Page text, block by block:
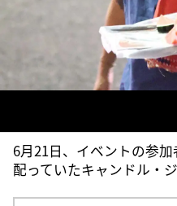
6月21日、イベントの参
配っていたキャンドル・